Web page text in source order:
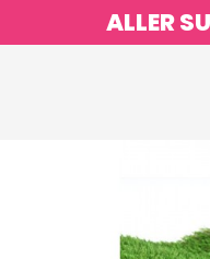
ALLER